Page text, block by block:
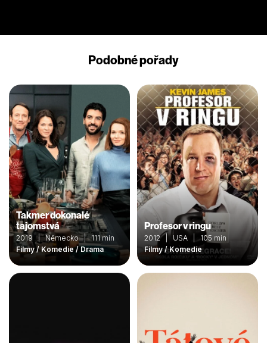
Podobné pořady
Takmer dokonalé
tajomstvá
2019 | Německo | 111 min
Filmy / Komedie / Drama
Profesor v ringu
2012 | USA | 105 min
Filmy / Komedie